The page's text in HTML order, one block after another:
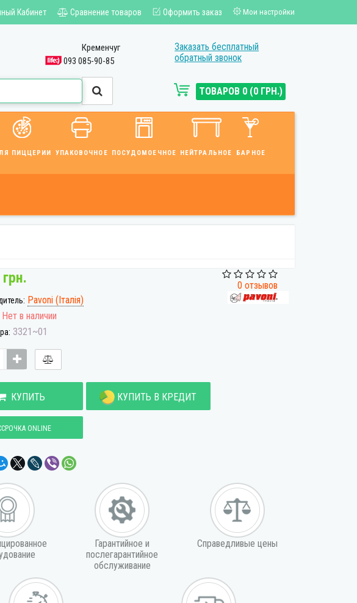
Кабинет Сравнение товаров Оформить заказ Мои настройки
Кременчуг
093 085-90-85
Заказать бесплатный
обратный звонок
ТОВАРОВ 0 (0 ГРН.)
ПИЦЦЕРИИ УПАКОВОЧНОЕ ПОСУДОМОЕЧНОЕ НЕЙТРАЛЬНОЕ БАРНОЕ
0 отзывов
Pavoni (Італія)
Нет в наличии
3321~01
КУПИТЬ КУПИТЬ В КРЕДИТ
ONLINE
Гарантийное и
послегарантийное
обслуживание
Справедливые цены